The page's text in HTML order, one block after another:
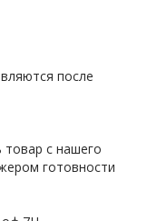
после
с нашего
готовности